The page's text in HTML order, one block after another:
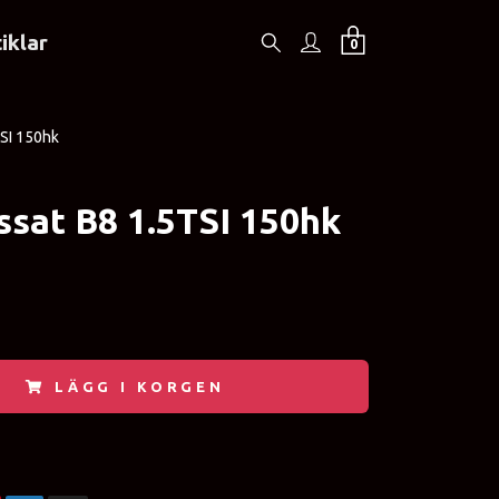
0
150hk
B8 1.5TSI 150hk
LÄGG I KORGEN